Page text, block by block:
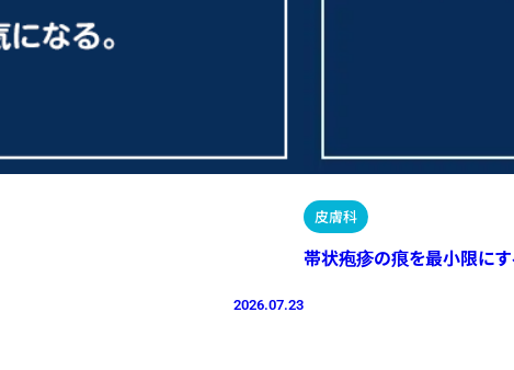
2026.07.23
皮膚科
帯状疱疹の痕を最小限にす